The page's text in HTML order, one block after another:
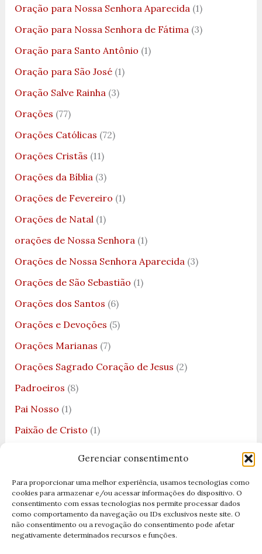
Gerenciar consentimento
Para proporcionar uma melhor experiência, usamos tecnologias como
cookies para armazenar e/ou acessar informações do dispositivo. O
consentimento com essas tecnologias nos permite processar dados
como comportamento da navegação ou IDs exclusivos neste site. O
não consentimento ou a revogação do consentimento pode afetar
negativamente determinados recursos e funções.
Oração para Nossa Senhora Aparecida(1)
Oração para Nossa Senhora de Fátima(3)
Oração para Santo Antônio (1)
Oração para São José(1)
Oração Salve Rainha(3)
Orações (77)
Orações Católicas (72)
Orações Cristãs (11)
Orações da Bíblia(3)
Orações de Fevereiro (1)
Orações de Natal(1)
orações de Nossa Senhora(1)
Orações de Nossa Senhora Aparecida(3)
Orações de São Sebastião (1)
Orações dos Santos (6)
Orações e Devoções (5)
Orações Marianas (7)
Orações Sagrado Coração de Jesus (2)
Padroeiros (8)
Pai Nosso (1)
Paixão de Cristo (1)
Papa Francisco(4)
Papa João Paulo II(1)
Papas(3)